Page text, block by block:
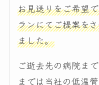
お見送りをご希望
ランにてご提案を
ました。
ご逝去先の病院ま
までは当社の低温